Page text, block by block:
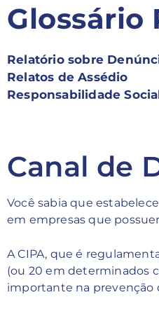
Glossário
Relatório sobre
Relatos de Assédio
Responsabilidade
Canal de
Você sabia que
em empresas que
A CIPA, que é
(ou 20 em determinados
importante na prevenção